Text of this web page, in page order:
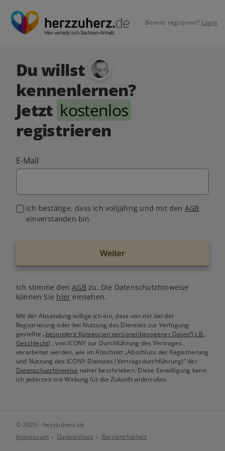
Bereits registriert? Login
Du willst
kennenlernen?
Jetzt kostenlos
registrieren
E-Mail
Ich bestätige, dass ich volljährig und mit den AGB
einverstanden bin.
Weiter
Ich stimme denAGB zu. Die Datenschutzhinweise
können Sie hier einsehen.
Mit der Absendung willige ich ein, dass von mir bei der
Registrierung oder bei Nutzung des Dienstes zur Verfügung
gestellte„besondere Kategorien personenbezogener Daten“(z.B.
Geschlecht) , von ICONY zur Durchführung des Vertrages
verarbeitet werden, wie im Abschnitt „Abschluss der Registrierung
und Nutzung des ICONY-Dienstes (Vertragsdurchführung)“ der
Datenschutzhinweise näher beschrieben. Diese Einwilligung kann
ich jederzeit mit Wirkung für die Zukunft widerrufen.
© 2026 - herzzuherz.de
Impressum
Datenschutz Barrierefreiheit